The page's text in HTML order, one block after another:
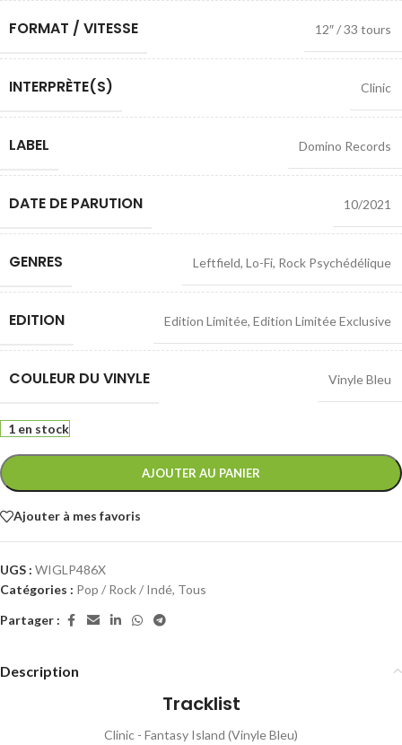
FORMAT / VITESSE 12″ / 33 tours
INTERPRÈTE(S) Clinic
LABEL Domino Records
DATE DE PARUTION 10/2021
GENRES Leftfield, Lo-Fi, Rock Psychédélique
EDITION Edition Limitée, Edition Limitée Exclusive
COULEUR DU VINYLE Vinyle Bleu
1 en stock
AJOUTER AU PANIER
Ajouter à mes favoris
UGS : WIGLP486X
Catégories : Pop / Rock / Indé, Tous
Partager :
Description
Tracklist
Clinic - Fantasy Island (Vinyle Bleu)